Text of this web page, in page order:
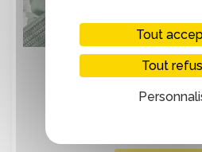
Loisirs &
10 idées de
Tout
Tout